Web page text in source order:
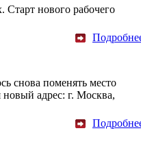
Старт нового рабочего
снова поменять место
адрес: г. Москва,